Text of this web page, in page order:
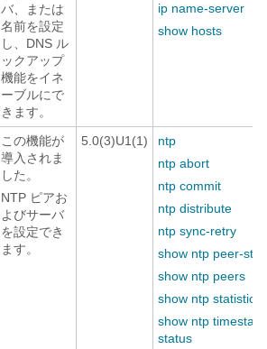
バ、または
名前を設定
し、DNS ル
ックアップ
機能をイネ
ーブルにで
きます。
ip name-server
show hosts
この機能が
導入されま
した。
NTP ピアお
よびサーバ
を設定でき
ます。
5.0(3)U1(1)
ntp
ntp abort
ntp commit
ntp distribute
ntp sync-retry
show ntp peer-
show ntp peers
show ntp statistics
show ntp
status